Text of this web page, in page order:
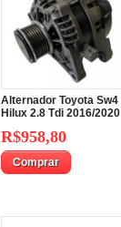
Alternador Toyota Sw4
Hilux 2.8 Tdi 2016/2020
R$958,80
Comprar